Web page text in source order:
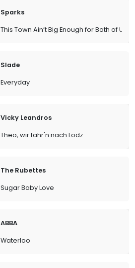
Sparks
This Town Ain’t Big Enough for Both of Us
Slade
Everyday
Vicky Leandros
Theo, wir fahr'n nach Lodz
The Rubettes
Sugar Baby Love
ABBA
Waterloo